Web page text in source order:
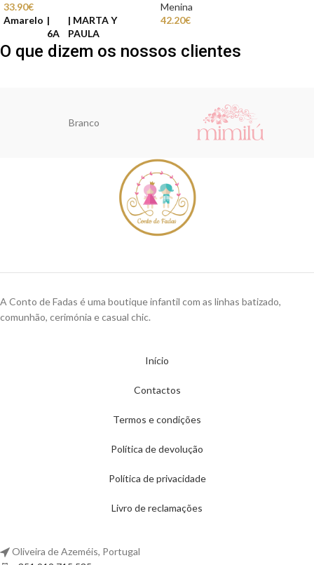
33.90€
Amarelo
6A
MARTA Y
PAULA
Menina
42.20€
O que dizem os nossos clientes
Branco
A Conto de Fadas é uma boutique infantil com as linhas batizado,
comunhão, cerimónia e casual chic.
Início
Contactos
Termos e condições
Política de devolução
Política de privacidade
Livro de reclamações
Oliveira de Azeméis, Portugal